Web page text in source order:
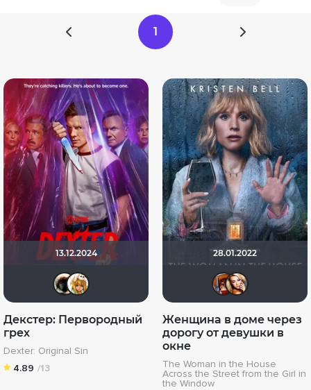
1
13.12.2024
Декстер: Первородный
грех
Dexter: Original Sin
4.89 /13
28.01.2022
Женщина в доме через
дорогу от девушки в
окне
The Woman in the House
Across the Street from the Girl in
the Window